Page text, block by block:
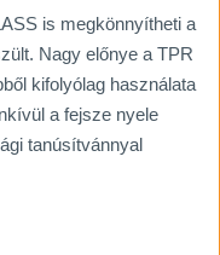
is megkönnyítheti a
Nagy előnye a TPR
kifolyólag használata
a fejsze nyele
tanúsítvánnyal